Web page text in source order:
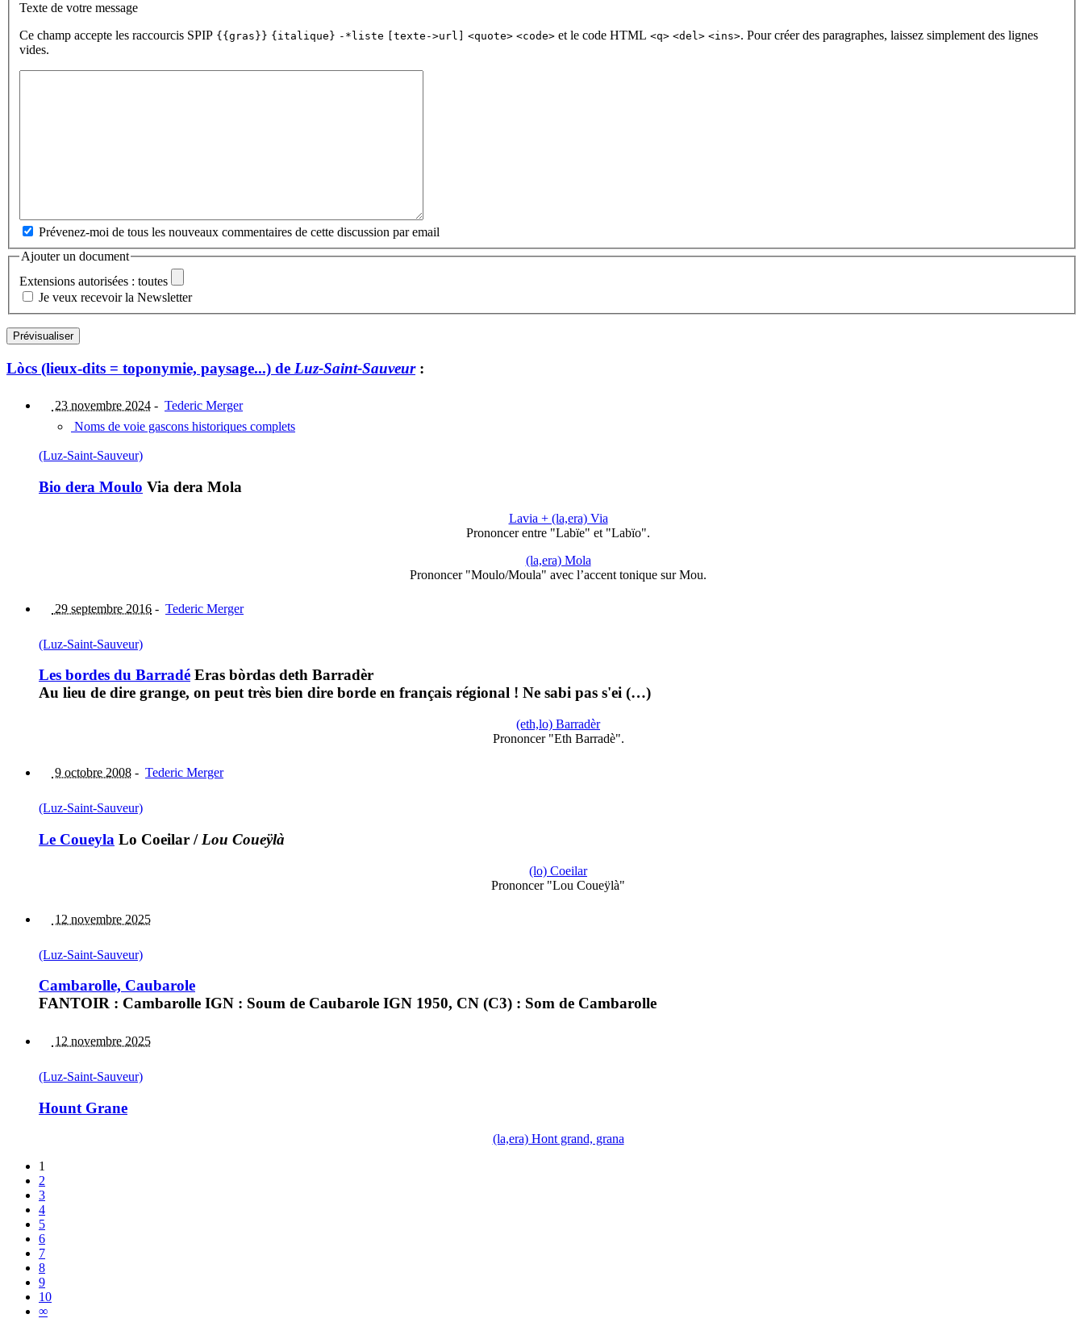
Texte de votre message
Ce champ accepte les raccourcis SPIP {{gras}} {italique} -*liste [texte->url] <quote> <code> et le code HTML <q> <del> <ins>. Pour créer des paragraphes, laissez simplement des lignes
vides.
Prévenez-moi de tous les nouveaux commentaires de cette discussion par email
Ajouter un document
Extensions autorisées : toutes
Je veux recevoir la Newsletter
Lòcs (lieux-dits = toponymie, paysage...) de Luz-Saint-Sauveur:
23 novembre 2024 - Tederic Merger
Noms de voie gascons historiques complets
(Luz-Saint-Sauveur)
Bio dera Moulo Via dera Mola
Lavia + (la,era) Via
Prononcer entre "Labïe" et "Labïo".
(la,era) Mola
Prononcer "Moulo/Moula" avec l’accent tonique sur Mou.
29 septembre 2016 - Tederic Merger
(Luz-Saint-Sauveur)
Les bordes du Barradé Eras bòrdas deth Barradèr
Au lieu de dire grange, on peut très bien dire borde en français régional ! Ne sabi pas s'ei (…)
(eth,lo) Barradèr
Prononcer "Eth Barradè".
9 octobre 2008 - Tederic Merger
(Luz-Saint-Sauveur)
Le Coueyla Lo Coeilar / Lou Coueÿlà
(lo) Coeilar
Prononcer "Lou Coueÿlà"
12 novembre 2025
(Luz-Saint-Sauveur)
Cambarolle, Caubarole
FANTOIR : Cambarolle IGN : Soum de Caubarole IGN 1950, CN (C3) : Som de Cambarolle
12 novembre 2025
(Luz-Saint-Sauveur)
Hount Grane
(la,era) Hont grand, grana
1
2
3
4
5
6
7
8
9
10
∞